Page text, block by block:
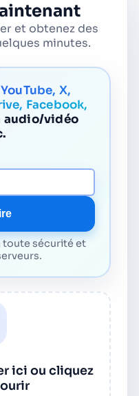
et obtenez des
minutes.
YouTube, X,
Facebook,
audio/vidéo
toute sécurité et
ici ou cliquez